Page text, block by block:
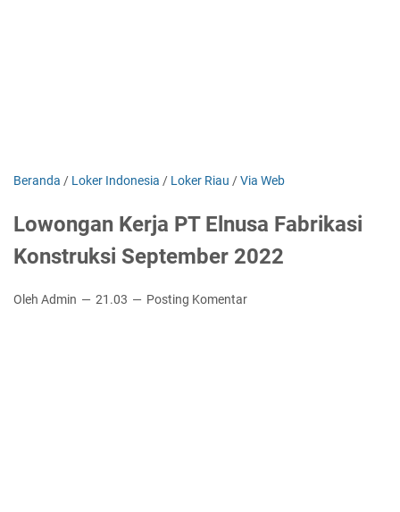
Beranda / Loker Indonesia / Loker Riau /Via Web
Lowongan Kerja PT Elnusa Fabrikasi
Konstruksi September 2022
Oleh Admin 21.03 Posting Komentar